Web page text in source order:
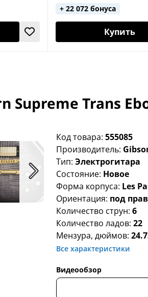
+ 22 072 бонуса
Купить
Supreme Trans
Код товара:555085
Производитель:
Тип:Электрогитара
Состояние: Новое
Форма корпуса: Les
Ориентация: под
Количество струн:6
Количество ладов:22
Мензура, дюймов:
Все характеристики
Видеообзор